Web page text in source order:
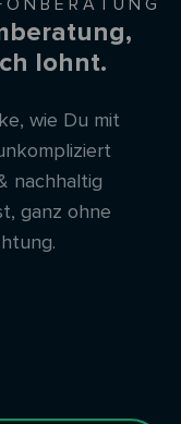
lohnt.
wie Du mit
nachhaltig
ganz ohne